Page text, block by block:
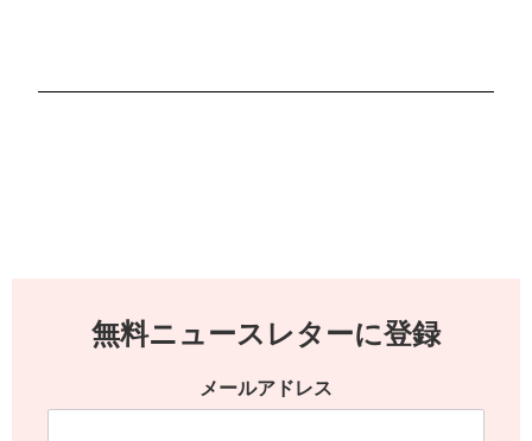
無料ニュースレターに登録
メールアドレス